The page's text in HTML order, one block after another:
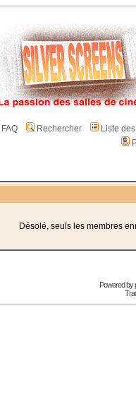
FAQ Rechercher
Liste
Désolé, seuls les membres
Powered by